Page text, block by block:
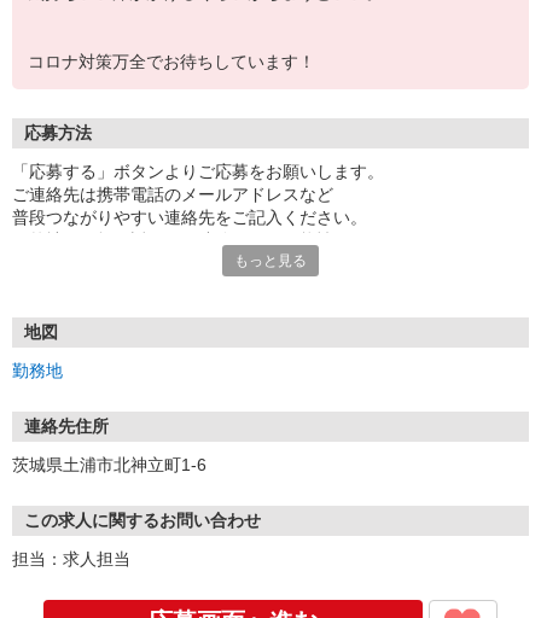
コロナ対策万全でお待ちしています！
応募方法
「応募する」ボタンよりご応募をお願いします。
ご連絡先は携帯電話のメールアドレスなど
普段つながりやすい連絡先をご記入ください。
※応募状況により、書類選考があります。
【求人番号：83762】
《代表番号：080-0919-0509》
もっと見る
地図
勤務地
連絡先住所
茨城県土浦市北神立町1-6
この求人に関するお問い合わせ
担当：求人担当